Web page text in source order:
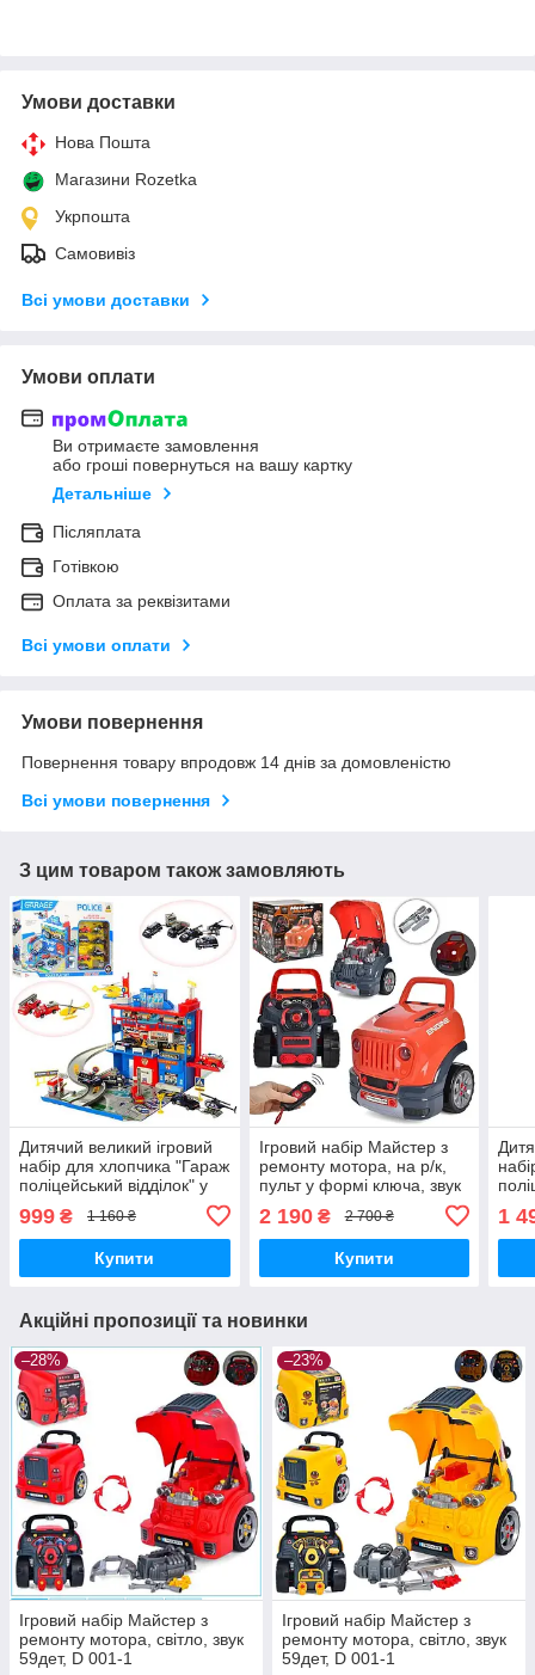
Умови доставки
Нова Пошта
Магазини Rozetka
Укрпошта
Самовивіз
Всі умови доставки
Умови оплати
Ви отримаєте замовлення
або гроші повернуться на вашу картку
Детальніше
Післяплата
Готівкою
Оплата за реквізитами
Всі умови оплати
Умови повернення
Повернення товару впродовж 14 днів за домовленістю
Всі умови повернення
З цим товаром також замовляють
Дитячий великий ігровий
набір для хлопчика "Гараж
поліцейський відділок" у
наборі машинки, вертоліт
9 шт.
999 ₴ 1 160 ₴
Купити
Ігровий набір Майстер з
ремонту мотора, на р/к,
пульт у формі ключа, звук
2 190₴ 2 700 ₴
Купити
9 шт.
1
Акційні пропозиції та новинки
–28%
Ігровий набір Майстер з
ремонту мотора, світло, звук
59дет, D 001-1
–23%
Ігровий набір Майстер з
ремонту мотора, світло, звук
59дет, D 001-1